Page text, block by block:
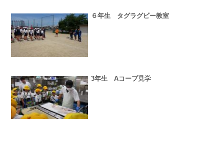
６年生 タグラグビー教室
3年生 Aコープ見学